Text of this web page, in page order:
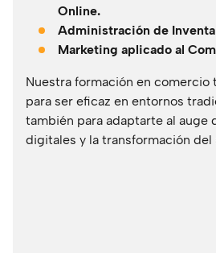
Online.
Administración de
Marketing aplicado al
Nuestra formación en comercio
para ser eficaz en entornos
también para adaptarte al auge
digitales y la transformación del